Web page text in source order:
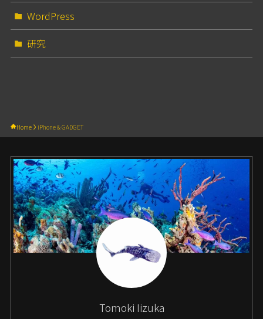
WordPress
研究
Home iPhone & GADGET
Tomoki Iizuka